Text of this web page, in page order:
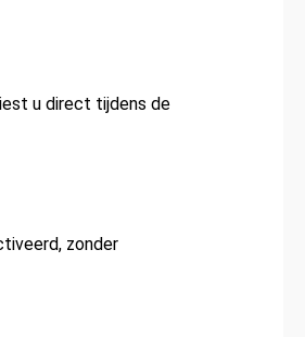
u direct tijdens de
zonder